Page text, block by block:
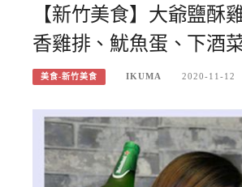
【新竹美食】大爺鹽酥
香雞排、魷魚蛋、下酒
美食-新竹美食 IKUMA 2020-11-12